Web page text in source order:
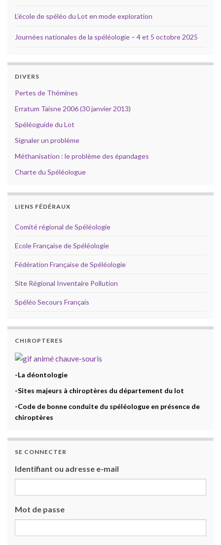
L’école de spéléo du Lot en mode exploration
Journées nationales de la spéléologie – 4 et 5 octobre 2025
DIVERS
Pertes de Thémines
Erratum Taisne 2006 (30 janvier 2013)
Spéléoguide du Lot
Signaler un problème
Méthanisation : le problème des épandages
Charte du Spéléologue
LIENS FÉDÉRAUX
Comité régional de Spéléologie
Ecole Française de Spéléologie
Fédération Française de Spéléologie
Site Régional Inventaire Pollution
Spéléo Secours Français
CHIROPTERES
-La déontologie
-Sites majeurs à chiroptères du département du lot
-Code de bonne conduite du spéléologue en présence de
chiroptères
SE CONNECTER
Identifiant ou adresse e-mail
Mot de passe